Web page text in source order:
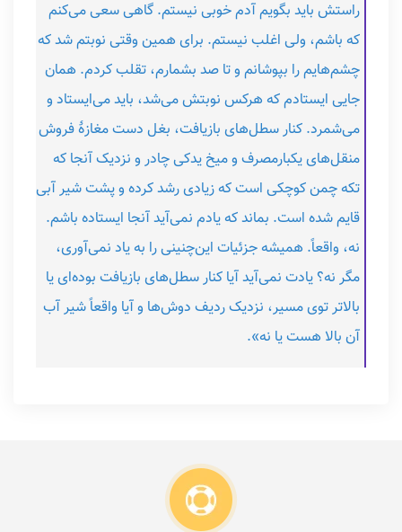
راستش باید بگویم آدم خوبی نیستم. گاهی سعی می‌کنم
که باشم، ولی اغلب نیستم. برای همین وقتی نوبتم شد که
چشم‌هایم را بپوشانم و تا صد بشمارم، تقلب کردم. همان‌
جایی ایستادم که هرکس نوبتش می‌شد، باید می‌ایستاد و
می‌شمرد.‌ کنار سطل‌های بازیافت، بغل ‌دست مغازۀ فروش
منقل‌های یکبارمصرف و میخ یدکی چادر و نزدیک آنجا که
تکه‌ چمن کوچکی است که زیادی رشد کرده و پشت شیر آبی
قایم شده است. بماند که یادم نمی‌آید آنجا ایستاده باشم.
نه، واقعاً. همیشه جزئیات این‌چنینی را به یاد نمی‌آوری،
مگر نه؟ یادت نمی‌آید آیا کنار سطل‌های بازیافت بوده‌ای یا
بالاتر توی مسیر، نزدیک ردیف دوش‌ها و آیا واقعاً شیر آب
آن بالا هست یا نه».